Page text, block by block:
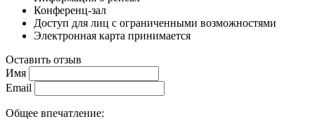
Конференц-зал
Доступ для лиц с ограниченными возможностями
Электронная карта принимается
Оставить отзыв
Имя
Email
Общее впечатление: